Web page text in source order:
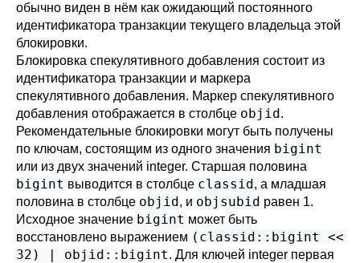
обычно виден в нём как ожидающий постоянного
идентификатора транзакции текущего владельца этой
блокировки.
Блокировка спекулятивного добавления состоит из
идентификатора транзакции и маркера
спекулятивного добавления. Маркер спекулятивного
добавления отображается в столбце objid.
Рекомендательные блокировки могут быть получены
по ключам, состоящим из одного значения bigint
или из двух значений integer. Старшая половина
bigint выводится в столбце classid, а младшая
половина в столбце objid, и objsubid равен 1.
Исходное значение bigint может быть
восстановлено выражением (classid::bigint <<
32) | objid::bigint. Для ключей integer первая